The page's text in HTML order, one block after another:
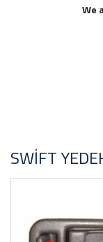
Türk Malı
FİYAT ARALIĞI
We
SWIFT